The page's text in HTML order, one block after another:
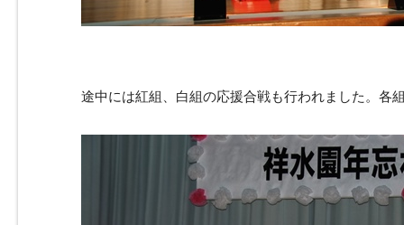
途中には紅組、白組の応援合戦も行われました。各